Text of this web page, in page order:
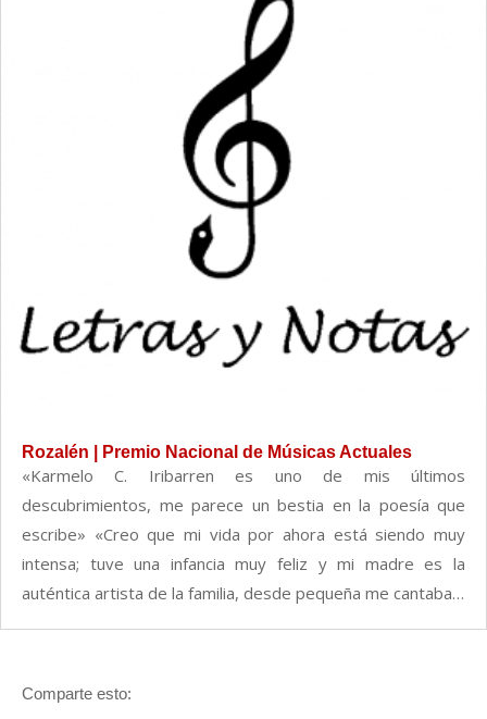
Rozalén | Premio Nacional de Músicas Actuales
«Karmelo C. Iribarren es uno de mis últimos
descubrimientos, me parece un bestia en la poesía que
escribe» «Creo que mi vida por ahora está siendo muy
intensa; tuve una infancia muy feliz y mi madre es la
auténtica artista de la familia, desde pequeña me cantaba…
Comparte esto: